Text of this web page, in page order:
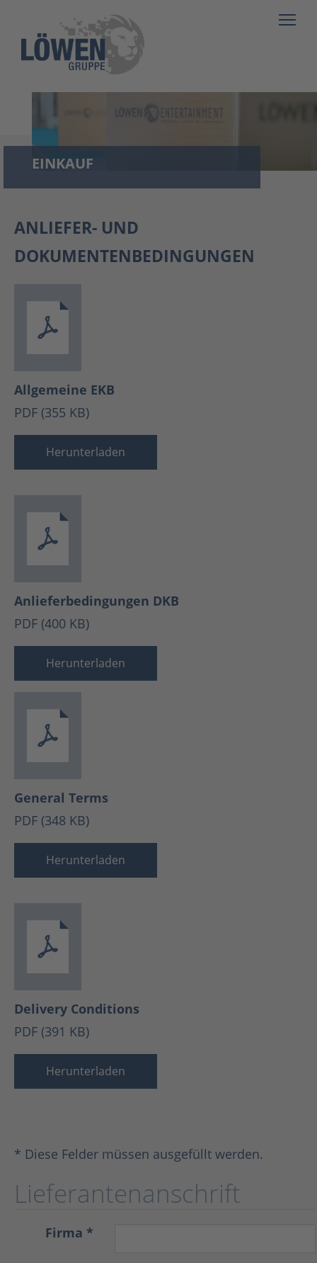
EINKAUF
ANLIEFER- UND
DOKUMENTENBEDINGUNGEN
Allgemeine EKB
PDF (355 KB)
Herunterladen
Anlieferbedingungen DKB
PDF (400 KB)
Herunterladen
General Terms
PDF (348 KB)
Herunterladen
Delivery Conditions
PDF (391 KB)
Herunterladen
* Diese Felder müssen ausgefüllt werden.
Lieferantenanschrift
Firma *